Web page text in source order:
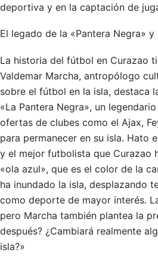
deportiva y en la captación de
El legado de la «Pantera Negra» y
La historia del fútbol en Curazao
Valdemar Marcha, antropólogo
sobre el fútbol en la isla, destaca
«La Pantera Negra», un
ofertas de clubes como el Ajax,
para permanecer en su isla. Hato
y el mejor futbolista que Curazao
«ola azul», que es el color de la
ha inundado la isla, desplazando
como deporte de mayor interés.
pero Marcha también plantea la
después? ¿Cambiará realmente
isla?»